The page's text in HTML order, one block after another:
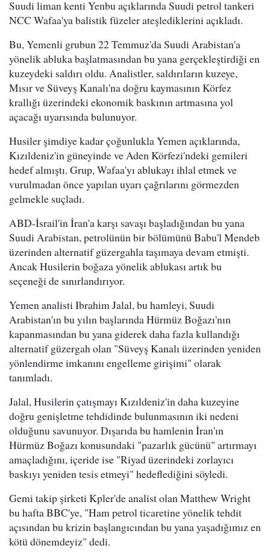
Suudi liman kenti Yenbu açıklarında Suudi petrol tankeri
NCC Wafaa'ya balistik füzeler ateşlediklerini açıkladı.
Bu, Yemenli grubun 22 Temmuz'da Suudi Arabistan'a
yönelik abluka başlatmasından bu yana gerçekleştirdiği en
kuzeydeki saldırı oldu. Analistler, saldırıların kuzeye,
Mısır ve Süveyş Kanalı'na doğru kaymasının Körfez
krallığı üzerindeki ekonomik baskının artmasına yol
açacağı uyarısında bulunuyor.
Husiler şimdiye kadar çoğunlukla Yemen açıklarında,
Kızıldeniz'in güneyinde ve Aden Körfezi'ndeki gemileri
hedef almıştı. Grup, Wafaa'yı ablukayı ihlal etmek ve
vurulmadan önce yapılan uyarı çağrılarını görmezden
gelmekle suçladı.
ABD-İsrail'in İran'a karşı savaşı başladığından bu yana
Suudi Arabistan, petrolünün bir bölümünü Babu'l Mendeb
üzerinden alternatif güzergahla taşımaya devam etmişti.
Ancak Husilerin boğaza yönelik ablukası artık bu
seçeneği de sınırlandırıyor.
Yemen analisti Ibrahim Jalal, bu hamleyi, Suudi
Arabistan'ın bu yılın başlarında Hürmüz Boğazı'nın
kapanmasından bu yana giderek daha fazla kullandığı
alternatif güzergah olan "Süveyş Kanalı üzerinden yeniden
yönlendirme imkanını engelleme girişimi" olarak
tanımladı.
Jalal, Husilerin çatışmayı Kızıldeniz'in daha kuzeyine
doğru genişletme tehdidinde bulunmasının iki nedeni
olduğunu savunuyor. Dışarıda bu hamlenin İran'ın
Hürmüz Boğazı konusundaki "pazarlık gücünü" artırmayı
amaçladığını, içeride ise "Riyad üzerindeki zorlayıcı
baskıyı yeniden tesis etmeyi" hedeflediğini söyledi.
Gemi takip şirketi Kpler'de analist olan Matthew Wright
bu hafta BBC'ye, "Ham petrol ticaretine yönelik tehdit
açısından bu krizin başlangıcından bu yana yaşadığımız en
kötü dönemdeyiz" dedi.